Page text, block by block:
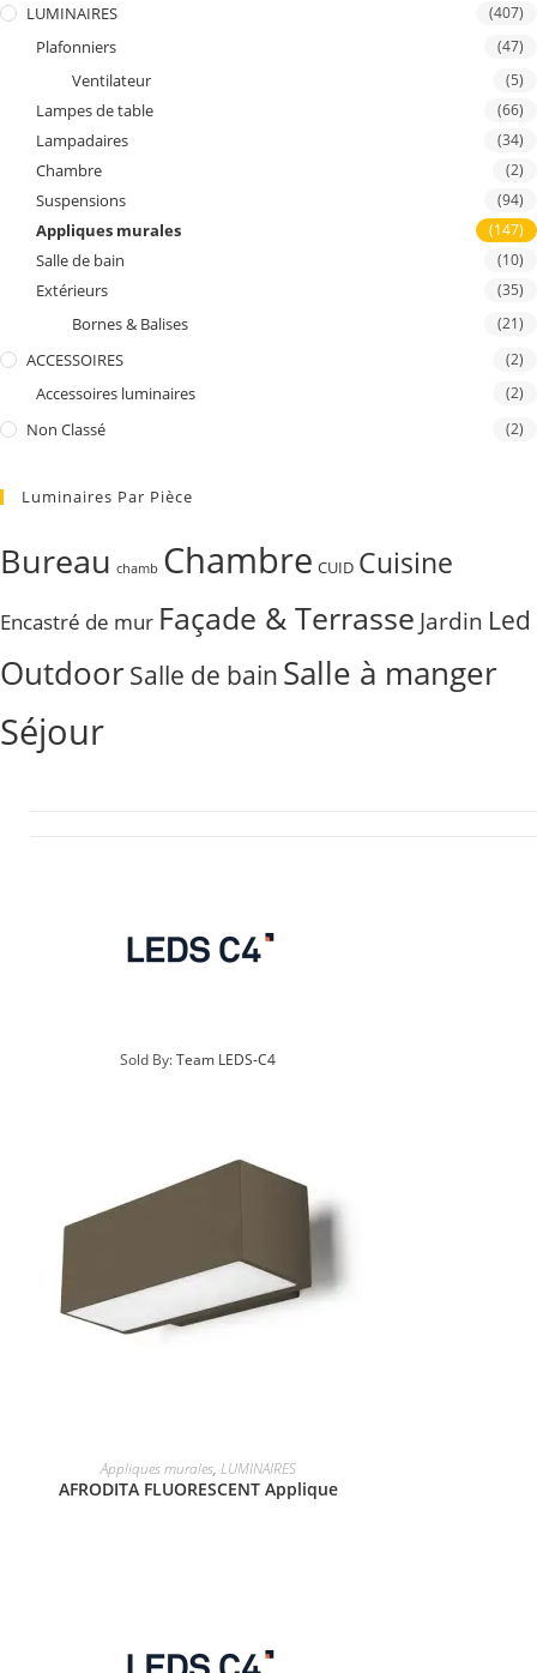
LUMINAIRES (407)
Plafonniers (47)
Ventilateur (5)
Lampes de table (66)
Lampadaires (34)
Chambre (2)
Suspensions (94)
Appliques murales (147)
Salle de bain (10)
Extérieurs (35)
Bornes & Balises (21)
ACCESSOIRES (2)
Accessoires luminaires (2)
Non Classé (2)
Luminaires Par Pièce
Bureau chamb Chambre CUID Cuisine
Encastré de mur Façade & Terrasse Jardin Led
OutdoorSalle de bain Salle à manger
Séjour
Sold By:Team LEDS-C4
Appliques murales, LUMINAIRES
AFRODITA FLUORESCENT Applique